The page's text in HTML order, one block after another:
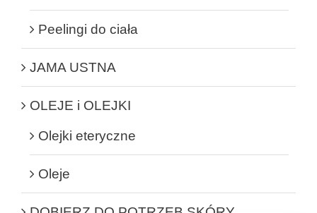
Peelingi do ciała
JAMA USTNA
OLEJE i OLEJKI
Olejki eteryczne
Oleje